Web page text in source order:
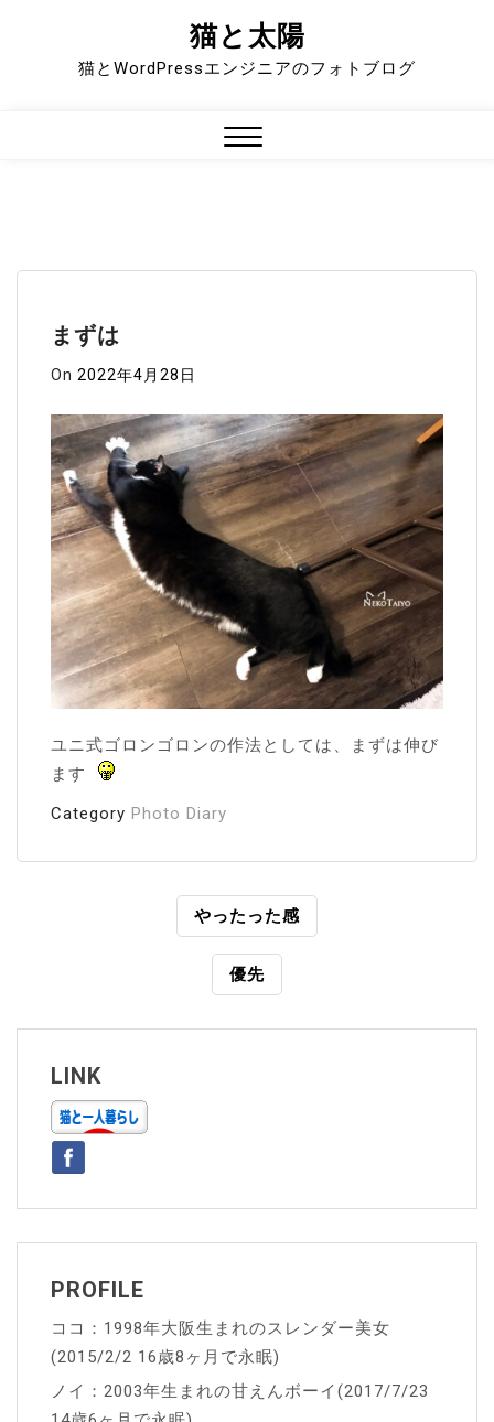
猫と太陽
猫とWordPressエンジニアのフォトブログ
まずは
On 2022年4月28日
ユニ式ゴロンゴロンの作法としては、まずは伸び
ます
Category Photo Diary
ビ
ゲ
ー
シ
ョ
ン
やったった感
優先
LINK
PROFILE
ココ：1998年大阪生まれのスレンダー美女
(2015/2/2 16歳8ヶ月で永眠)
ノイ：2003年生まれの甘えんボーイ(2017/7/23